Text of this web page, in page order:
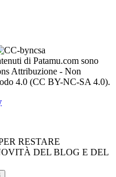
di Patamu.com sono
Attribuzione - Non
4.0 (CC BY-NC-SA 4.0).
RESTARE
DEL BLOG E DEL